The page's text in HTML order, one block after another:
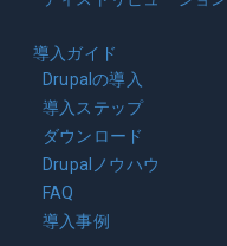
導入ガイド
Drupalの導入
導入ステップ
ダウンロード
Drupalノウハウ
FAQ
導入事例